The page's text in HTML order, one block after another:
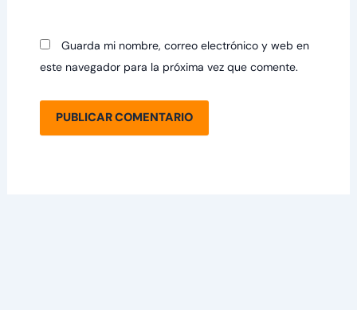
Guarda mi nombre, correo electrónico y web en
este navegador para la próxima vez que comente.